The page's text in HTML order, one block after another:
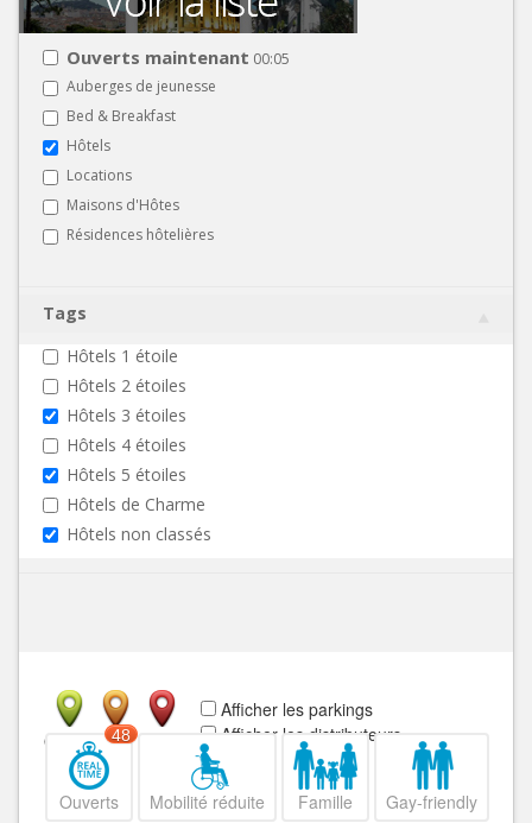
Ouverts maintenant 00:05
Auberges de jeunesse
Bed & Breakfast
Hôtels
Locations
Maisons d'Hôtes
Résidences hôtelières
Tags
Hôtels 1 étoile
Hôtels 2 étoiles
Hôtels 3 étoiles
Hôtels 4 étoiles
Hôtels 5 étoiles
Hôtels de Charme
Hôtels non classés
Afficher les parkings
Afficher les distributeurs
Ouvert
Ouverts
48
Mobilité réduite Famille Gay-friendly